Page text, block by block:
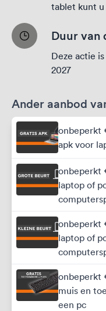
tablet kunt
Duur van
Deze actie
2027
Ander aanbod
onbeperkt
apk voor
onbeperkt
laptop of
onbeperkt
laptop of
onbeperkt
muis en
een pc